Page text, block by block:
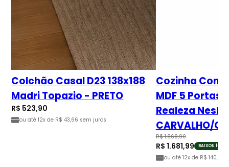
Colchão Casal D23 138x188
Madri Topazio - PRETO
R$ 523,90
ou até12x de R$ 43,66 sem juros
Cozinha
MDF 5 Portas
Realeza
CARVALHO/
R$ 1.868,90
R$ 1.681,99 BAIXOU 10%
ou até 12x de R$ 140,17